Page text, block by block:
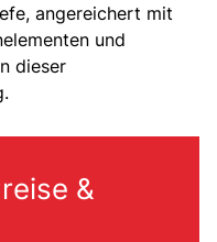
angereichert mit
und
dieser
&